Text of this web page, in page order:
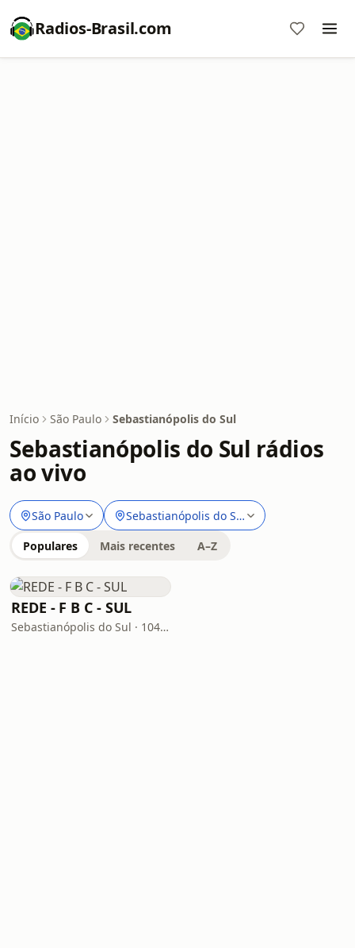
Radios-Brasil.com
Início São Paulo Sebastianópolis do Sul
Sebastianópolis do Sul rádios
ao vivo
São Paulo Sebastianópolis do Sul
Populares Mais recentes A–Z
REDE - F B C - SUL
Sebastianópolis do Sul · 104.3 FM